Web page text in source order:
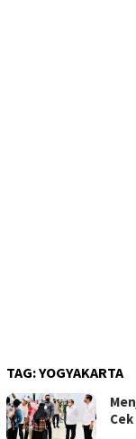
TAG:YOGYAKARTA